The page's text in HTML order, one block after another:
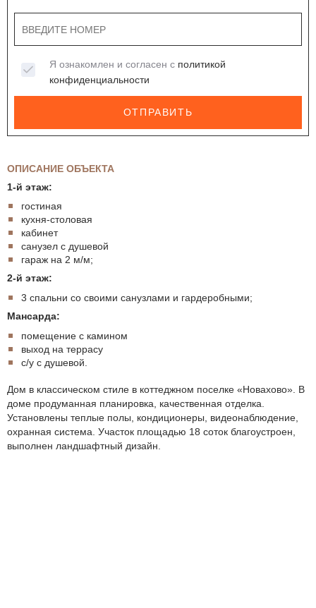
ОПИСАНИЕ ОБЪЕКТА
1-й этаж:
гостиная
кухня-столовая
кабинет
санузел с душевой
гараж на 2 м/м;
2-й этаж:
3 спальни со своими санузлами и гардеробными;
Мансарда:
помещение с камином
выход на террасу
с/у с душевой.
Дом в классическом стиле в коттеджном поселке «Новахово». В
доме продуманная планировка, качественная отделка.
Установлены теплые полы, кондиционеры, видеонаблюдение,
охранная система. Участок площадью 18 соток благоустроен,
выполнен ландшафтный дизайн.
Я ознакомлен и согласен с политикой
конфиденциальности
ОТПРАВИТЬ